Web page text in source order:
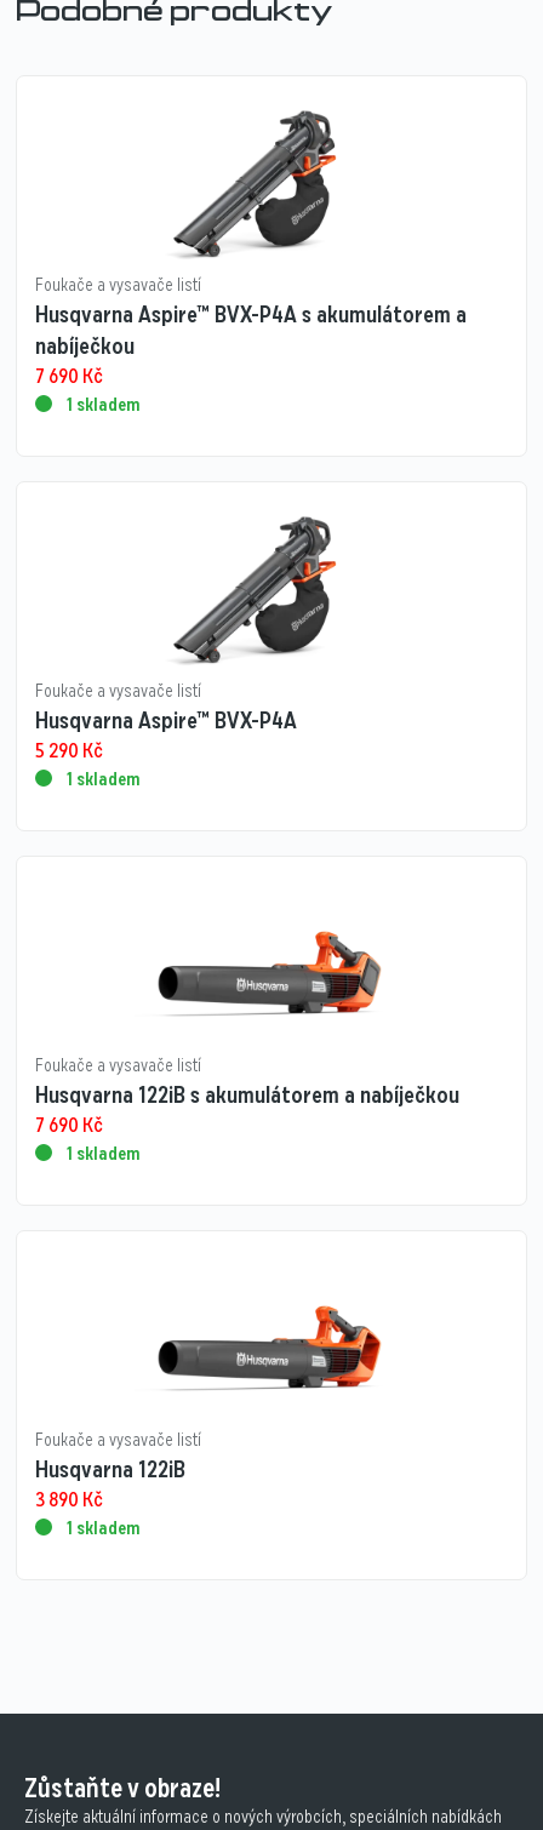
Podobné produkty
Foukače a vysavače listí
Husqvarna Aspire™ BVX-P4A s akumulátorem a
nabíječkou
7 690 Kč
1 skladem
Foukače a vysavače listí
Husqvarna Aspire™ BVX-P4A
5 290 Kč
1 skladem
Foukače a vysavače listí
Husqvarna 122iB s akumulátorem a nabíječkou
7 690 Kč
1 skladem
Foukače a vysavače listí
Husqvarna 122iB
3 890 Kč
1 skladem
Zůstaňte v obraze!
Získejte aktuální informace o nových výrobcích, speciálních nabídkách